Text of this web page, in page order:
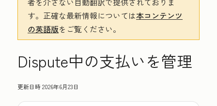
す。 正確な最新情報については本コンテンツ
の英語版をご覧ください。
Dispute中の支払いを管理
更新日時2026年6月23日